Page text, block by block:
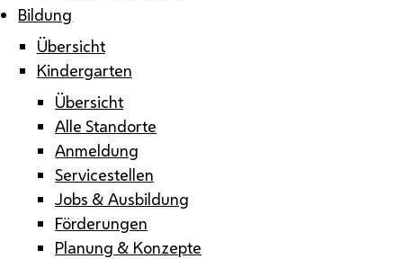
Bildung
Übersicht
Kindergarten
Übersicht
Alle Standorte
Anmeldung
Servicestellen
Jobs & Ausbildung
Förderungen
Planung & Konzepte